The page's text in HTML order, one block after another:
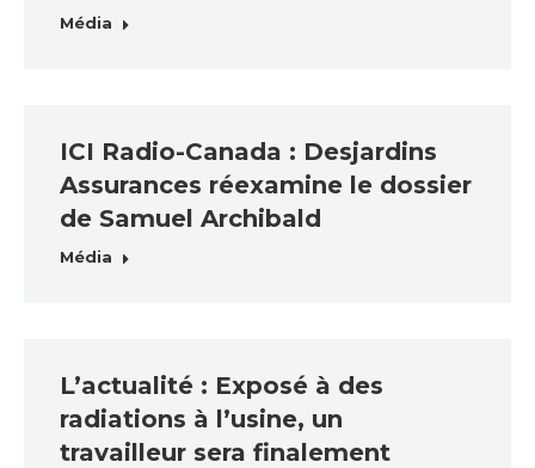
Média
ICI Radio-Canada : Desjardins
Assurances réexamine le dossier
de Samuel Archibald
Média
L’actualité : Exposé à des
radiations à l’usine, un
travailleur sera finalement